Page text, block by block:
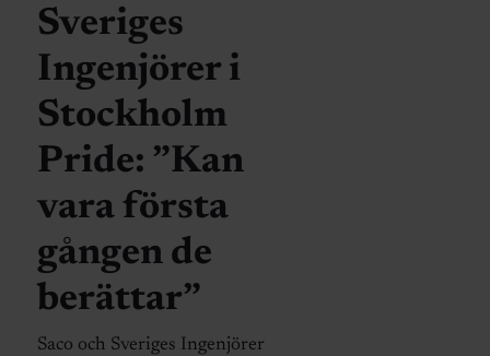
Sveriges
Ingenjörer i
Stockholm
Pride: ”Kan
vara första
gången de
berättar”
Saco och Sveriges Ingenjörer